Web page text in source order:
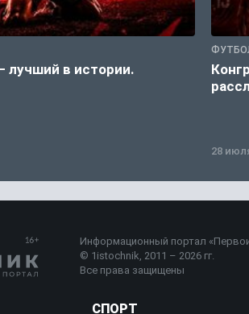
лучший в истории.
28
Информационный портал
© 1istochnik, 2011 – 2026 гг.
Все права защищены
СПОРТ